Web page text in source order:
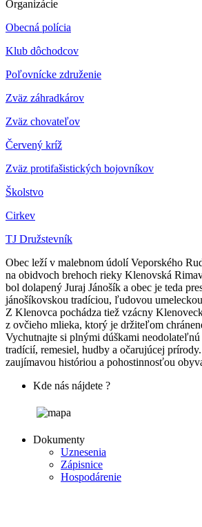
Organizácie
Obecná polícia
Klub dôchodcov
Poľovnícke združenie
Zväz záhradkárov
Zväz chovateľov
Červený kríž
Zväz protifašistických bojovníkov
Školstvo
Cirkev
TJ Družstevník
Obec leží v malebnom údolí Veporského
na obidvoch brehoch rieky Klenovská
bol dolapený Juraj Jánošík a obec je teda
jánošíkovskou tradíciou, ľudovou
Z Klenovca pochádza tiež vzácny
z ovčieho mlieka, ktorý je držiteľom
Vychutnajte si plnými dúškami
tradícií, remesiel, hudby a očarujúcej
zaujímavou históriou a pohostinnosťou
Kde nás nájdete ?
Dokumenty
Uznesenia
Zápisnice
Hospodárenie